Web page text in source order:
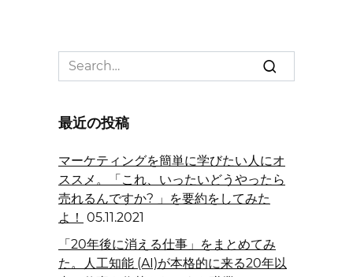
Search
for:
最近の投稿
マーケティングを簡単に学びたい人にオ
ススメ。「これ、いったいどうやったら
売れるんですか? 」を要約をしてみた
よ！ 05.11.2021
「20年後に消える仕事」をまとめてみ
た。人工知能 (AI)が本格的に来る20年以